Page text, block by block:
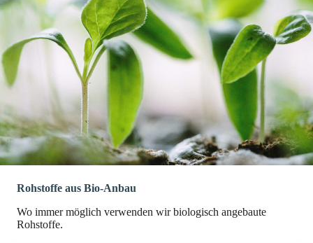
Rohstoffe aus Bio-Anbau
Wo immer möglich verwenden wir biologisch angebaute
Rohstoffe.